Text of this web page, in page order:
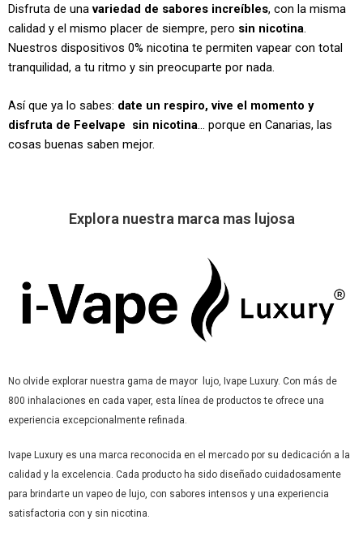
Disfruta de una variedad de sabores increíbles, con la misma
calidad y el mismo placer de siempre, pero sin nicotina.
Nuestros dispositivos 0% nicotina te permiten vapear con total
tranquilidad, a tu ritmo y sin preocuparte por nada.
Así que ya lo sabes: date un respiro, vive el momento y
disfruta de Feelvape sin nicotina… porque en Canarias, las
cosas buenas saben mejor.
Explora nuestra marca mas lujosa
No olvide explorar nuestra gama de mayor lujo, Ivape Luxury. Con más de
800 inhalaciones en cada vaper, esta línea de productos te ofrece una
experiencia excepcionalmente refinada.
Ivape Luxury es una marca reconocida en el mercado por su dedicación a la
calidad y la excelencia. Cada producto ha sido diseñado cuidadosamente
para brindarte un vapeo de lujo, con sabores intensos y una experiencia
satisfactoria con y sin nicotina.